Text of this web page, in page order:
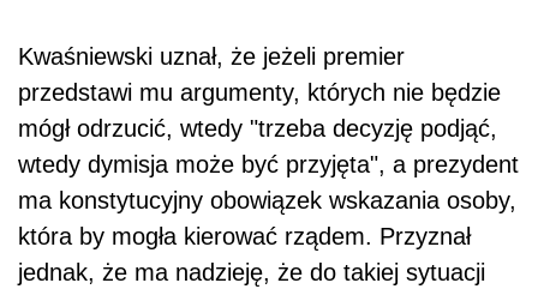
Kwaśniewski uznał, że jeżeli premier
przedstawi mu argumenty, których nie będzie
mógł odrzucić, wtedy "trzeba decyzję podjąć,
wtedy dymisja może być przyjęta", a prezydent
ma konstytucyjny obowiązek wskazania osoby,
która by mogła kierować rządem. Przyznał
jednak, że ma nadzieję, że do takiej sytuacji